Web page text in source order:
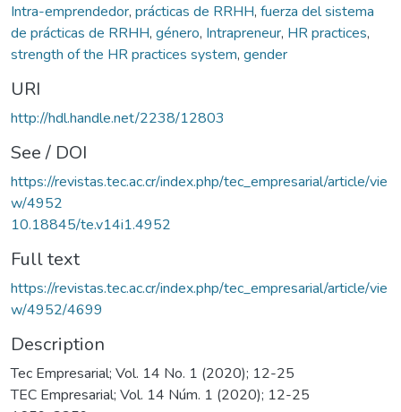
Intra-emprendedor, prácticas de RRHH, fuerza del sistema
de prácticas de RRHH, género, Intrapreneur, HR practices,
strength of the HR practices system, gender
URI
http://hdl.handle.net/2238/12803
See / DOI
https://revistas.tec.ac.cr/index.php/tec_empresarial/article/vie
w/4952
10.18845/te.v14i1.4952
Full text
https://revistas.tec.ac.cr/index.php/tec_empresarial/article/vie
w/4952/4699
Description
Tec Empresarial; Vol. 14 No. 1 (2020); 12-25
TEC Empresarial; Vol. 14 Núm. 1 (2020); 12-25